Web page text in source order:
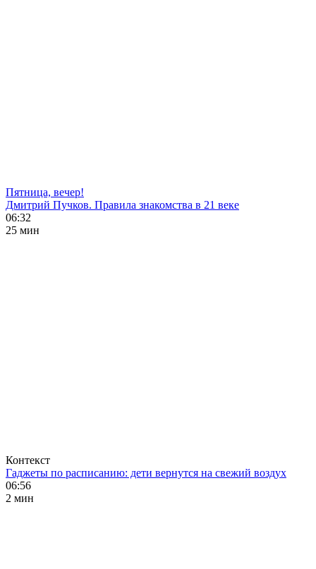
Пятница, вечер!
Дмитрий Пучков. Правила знакомства в 21 веке
06:32
25 мин
Контекст
Гаджеты по расписанию: дети вернутся на свежий воздух
06:56
2 мин